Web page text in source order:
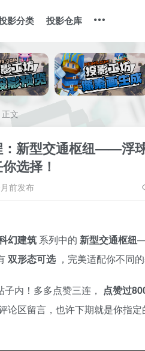
影分类 投影仓库
正文
：新型交通枢纽——浮
选择！
前发布
幻建筑 系列中的 新型交通枢纽
双形态可选 ，完美适配你不同
内！多多点赞三连， 点赞过
论区留言，也许下期就是你指